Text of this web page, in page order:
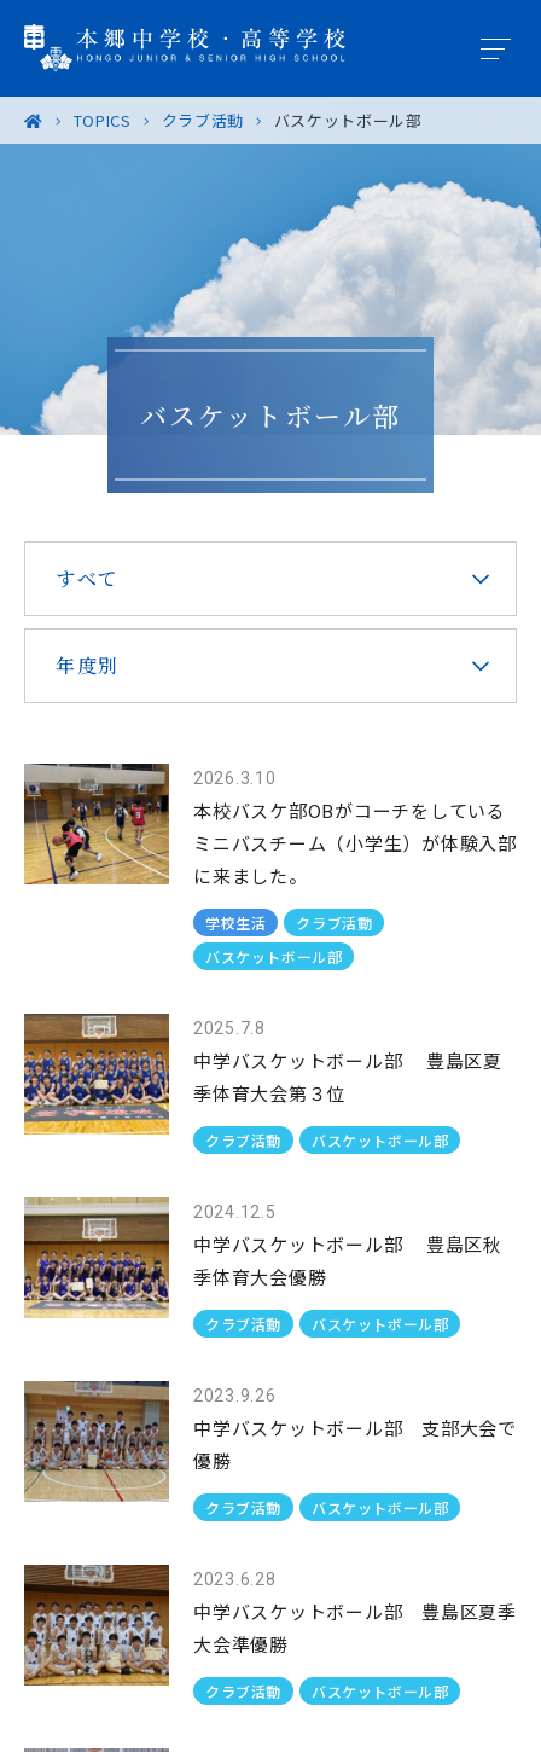
学園概要
入試案内
進路・進学
在校生・保護者の皆様へ
本校での勤務を希望される方へ
お問い合わせ
求人情報配信登録
Hongo Stories
このサイトについて
TOPICS クラブ活動 バスケットボール部
バスケットボール部
すべて
年度別
2026.3.10
本校バスケ部OBがコーチをしている
ミニバスチーム（小学生）が体験入部
に来ました。
学校生活
クラブ活動
バスケットボール部
2025.7.8
中学バスケットボール部 豊島区夏
季体育大会第３位
クラブ活動 バスケットボール部
2024.12.5
中学バスケットボール部 豊島区秋
季体育大会優勝
クラブ活動 バスケットボール部
2023.9.26
中学バスケットボール部 支部大会で
優勝
クラブ活動 バスケットボール部
2023.6.28
中学バスケットボール部 豊島区夏季
大会準優勝
クラブ活動 バスケットボール部